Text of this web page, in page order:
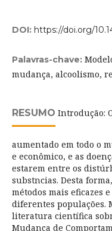
DOI: https://doi.org/
Palavras-chave:
mudança, alcoolismo,
RESUMO Introdução:
aumentado em todo o
e econômico, e as
estarem entre os
substncias. Desta
métodos mais eficazes
diferentes populações.
literatura científica
Mudança de